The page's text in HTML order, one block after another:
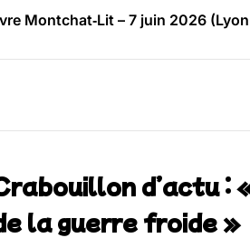
Montchat‑Lit – 7 juin 2026 (Lyon
Fripon – vernissage 21 mai
d’actu :
la guerre froide »